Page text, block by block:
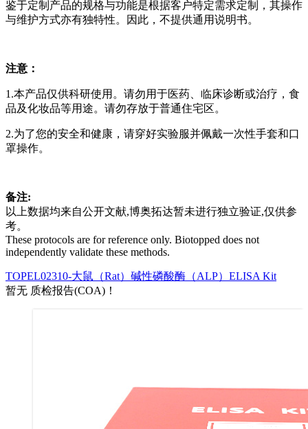
鉴于定制产品的规格与功能是根据客户特定需求定制，其操作
与维护方式亦有独特性。因此，不提供通用说明书。
注意：
1.本产品仅供科研使用。请勿用于医药、临床诊断或治疗，食
品及化妆品等用途。请勿存放于普通住宅区。
2.为了您的安全和健康，请穿好实验服并佩戴一次性手套和口
罩操作。
备注:
以上数据均来自公开文献,博奥拓达暂未进行独立验证,仅供参
考。
These protocols are for reference only. Biotopped does not
independently validate these methods.
TOPEL02310-大鼠（Rat）碱性磷酸酶（ALP）ELISA Kit
暂无 质检报告(COA)！